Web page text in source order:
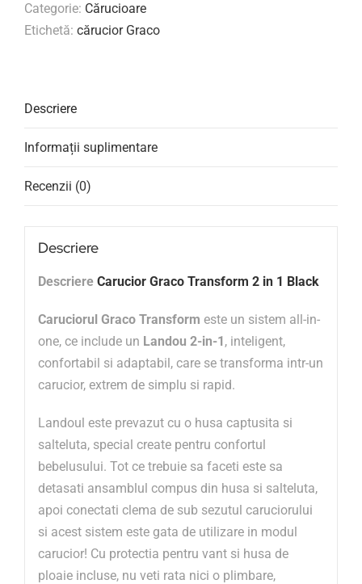
Categorie: Cărucioare
Etichetă: cărucior Graco
Descriere
Informații suplimentare
Recenzii (0)
Descriere
Descriere Carucior Graco Transform 2 in 1 Black
Caruciorul Graco Transform este un sistem all-in-
one, ce include un Landou 2-in-1, inteligent,
confortabil si adaptabil, care se transforma intr-un
carucior, extrem de simplu si rapid.
Landoul este prevazut cu o husa captusita si
salteluta, special create pentru confortul
bebelusului. Tot ce trebuie sa faceti este sa
detasati ansamblul compus din husa si salteluta,
apoi conectati clema de sub sezutul caruciorului
si acest sistem este gata de utilizare in modul
carucior! Cu protectia pentru vant si husa de
ploaie incluse, nu veti rata nici o plimbare,